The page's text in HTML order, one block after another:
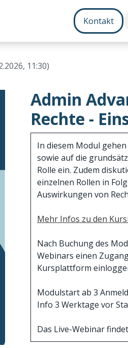
Bundles
Kontakt
11:30)
Admin
Rechte -
In diesem Modul
sowie auf die
Rolle ein. Zudem
einzelnen Rollen in
Auswirkungen von
Mehr Infos zu den
Nach Buchung des
Webinars einen
Kursplattform
Modulstart ab 3
Info 3 Werktage vor
Das Live-Webinar